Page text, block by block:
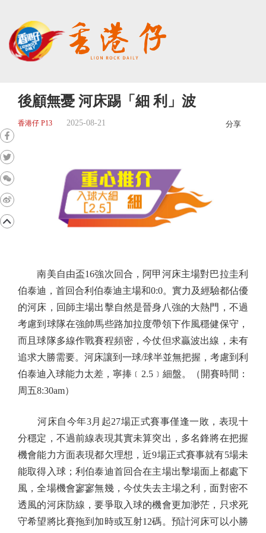
後顧無憂 河床踢「細 利」波
香港仔 P13 2025-08-21 分享
南美自由盃16強次回合，阿甲河床主場對巴拉圭利
伯泰迪，首回合利伯泰迪主場和0:0。實力及經驗都佔優
的河床，回師主場出擊自然是晉身八強的大熱門，不過
考慮到球隊在強帥馬些路加拉度帶領下作風穩健保守，
而且球隊多線作戰賽程頻密，今仗但求贏波出線，未有
追求大勝需要。河床讓到一球/球半並無把握，考慮到利
伯泰迪入球能力太差，寧捧﹝2.5﹞細盤。（開賽時間：
周五8:30am）
河床自今年3月起27場正式賽事僅逢一敗，表現十
分穩定，不過前線表現其實未算突出，多名鋒將在把握
機會能力方面表現都欠理想，近9場正式賽事就有5場未
能取得入球；利伯泰迪首回合在主場出擊場面上都處下
風，全場機會寥寥無幾，今仗失去主場之利，面對密不
透風的河床防線，要爭取入球的機會更加渺茫，只求死
守希望將比賽拖到加時或互射12碼。預計河床可以小勝